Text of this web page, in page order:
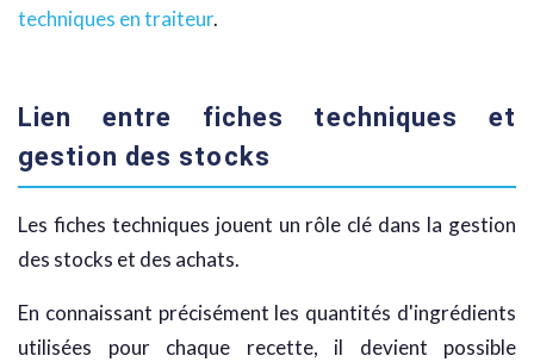
techniques en traiteur.
Lien entre fiches techniques et
gestion des stocks
Les fiches techniques jouent un rôle clé dans la gestion
des stocks et des achats.
En connaissant précisément les quantités d'ingrédients
utilisées pour chaque recette, il devient possible